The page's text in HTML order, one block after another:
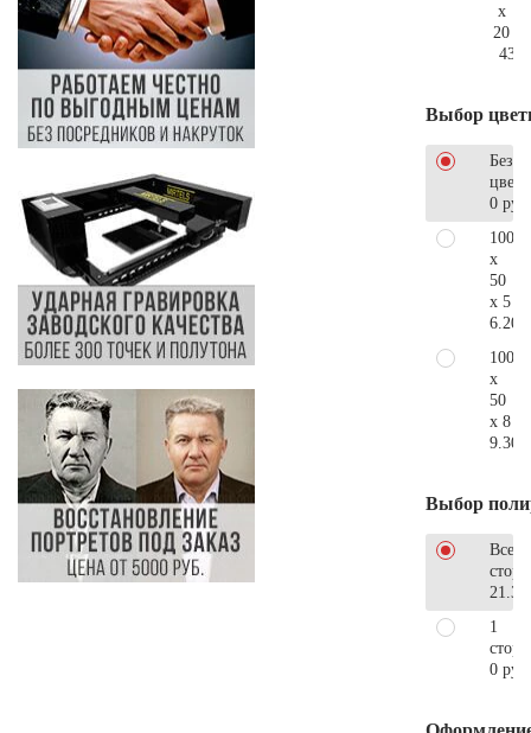
x
20
Выбор
Без
0 руб.
100
x
50
x 5
100
x
50
x 8
Выбор
Все
1
0 руб.